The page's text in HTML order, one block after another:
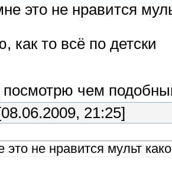
это не нравится
как то всё по детски
посмотрю чем
[08.06.2009, 21:25]
не нравится мульт